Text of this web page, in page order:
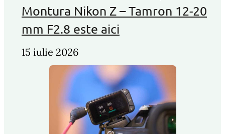
Montura Nikon Z – Tamron 12-20
mm F2.8 este aici
15 iulie 2026